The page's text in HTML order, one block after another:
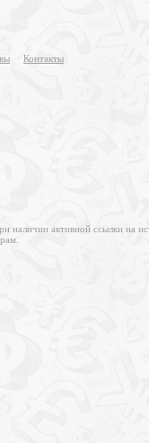
Контакты
наличии активной ссылки на